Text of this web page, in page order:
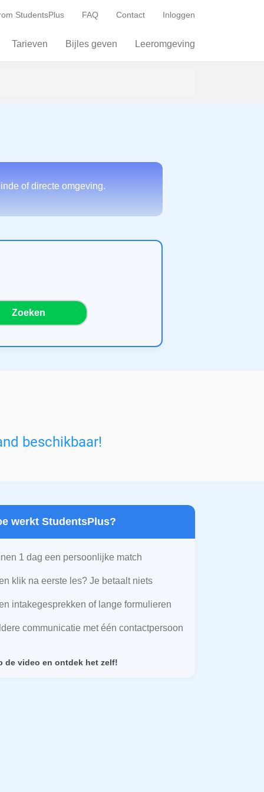
StudentsPlus FAQ Contact Inloggen
Tarieven Bijles geven Leeromgeving
of directe omgeving.
Zoeken
beschikbaar!
werkt StudentsPlus?
1 dag een persoonlijke match
klik na eerste les? Je betaalt niets
intakegesprekken of lange formulieren
communicatie met één contactpersoon
de video en ontdek het zelf!